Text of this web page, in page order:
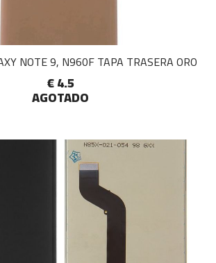
NOTE 9, N960F TAPA TRASERA ORO
€ 4.5
AGOTADO